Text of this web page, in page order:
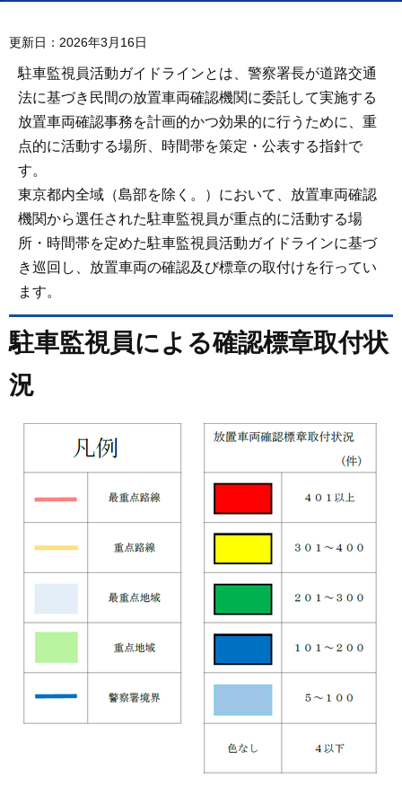
更新日：2026年3月16日
駐車監視員活動ガイドラインとは、警察署長が道路交通
法に基づき民間の放置車両確認機関に委託して実施する
放置車両確認事務を計画的かつ効果的に行うために、重
点的に活動する場所、時間帯を策定・公表する指針で
す。
東京都内全域（島部を除く。）において、放置車両確認
機関から選任された駐車監視員が重点的に活動する場
所・時間帯を定めた駐車監視員活動ガイドラインに基づ
き巡回し、放置車両の確認及び標章の取付けを行ってい
ます。
駐車監視員による確認標章取付状
況